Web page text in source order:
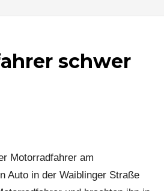
schwer
Motorradfahrer am
Auto in der Waiblinger Straße